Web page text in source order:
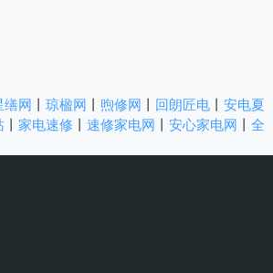
缮网 琼楹网 煦修网 回朗匠电
安电夏
家电速修 速修家电网 安心家电网
全